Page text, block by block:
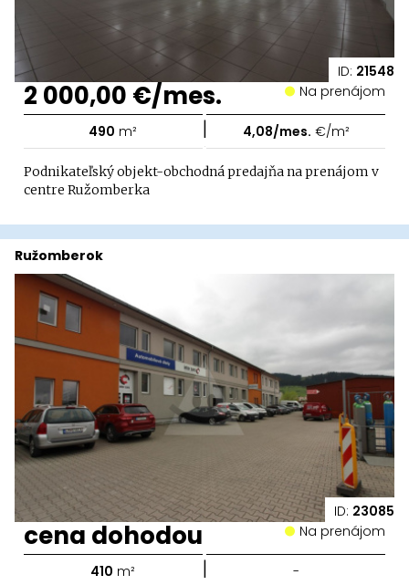
ID: 21548
2 000,00 €/mes. Na prenájom
490 m² | 4,08/mes. €/m²
Podnikateľský objekt-obchodná predajňa na prenájom v
centre Ružomberka
ID: 23085
Ružomberok
cena dohodou Na prenájom
410 m² | -